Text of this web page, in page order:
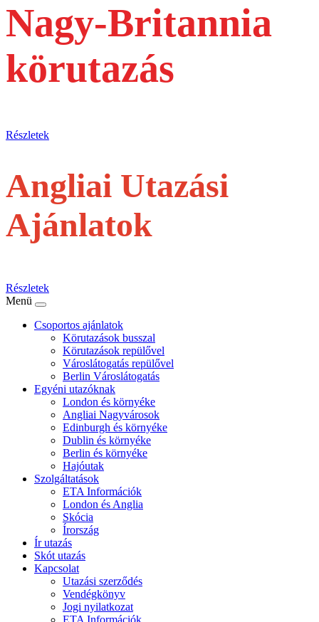
Nagy-Britannia
körutazás
Részletek
Angliai Utazási
Ajánlatok
Részletek
Menü
Csoportos ajánlatok
Körutazások busszal
Körutazások repülővel
Városlátogatás repülővel
Berlin Városlátogatás
Egyéni utazóknak
London és környéke
Angliai Nagyvárosok
Edinburgh és környéke
Dublin és környéke
Berlin és környéke
Hajóutak
Szolgáltatások
ETA Információk
London és Anglia
Skócia
Írország
Ír utazás
Skót utazás
Kapcsolat
Utazási szerződés
Vendégkönyv
Jogi nyilatkozat
ETA Információk